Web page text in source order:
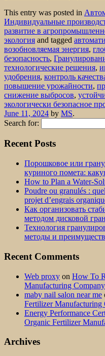
This entry was posted in
Индивидуальные
развитие в
экология and tagged
возобновляемая энергия,
безопасность,
технологические решения,
удобрения, контроль
повышение урожайности,
снижение выбросов,
экологически безопасное
June 11, 2024 by MS.
Search for:
Recent Posts
Порошковое или
куриного помета:
How to Plan a Water-
Poudre ou granulés :
projet d’engrais
Как организовать
методом дисковой
Технология
методы и
Recent Comments
Web proxy on How To
Manufacturing
maby nail salon near me
Fertilizer Manufacturing
Energy Performance
Organic Fertilizer
Archives